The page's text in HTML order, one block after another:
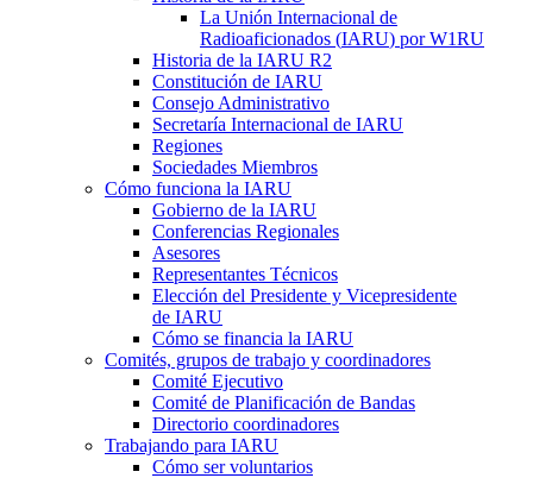
La Unión Internacional de
Radioaficionados (IARU) porW1RU
Historia de la IARU R2
Constitución de IARU
Consejo Administrativo
Secretaría Internacional de IARU
Regiones
Sociedades Miembros
Cómo funciona la IARU
Gobierno de la IARU
Conferencias Regionales
Asesores
Representantes Técnicos
Elección del Presidente y Vicepresidente
de IARU
Cómo se financia la IARU
Comités, grupos de trabajo y coordinadores
Comité Ejecutivo
Comité de Planificación de Bandas
Directorio coordinadores
Trabajando para IARU
Cómo ser voluntarios